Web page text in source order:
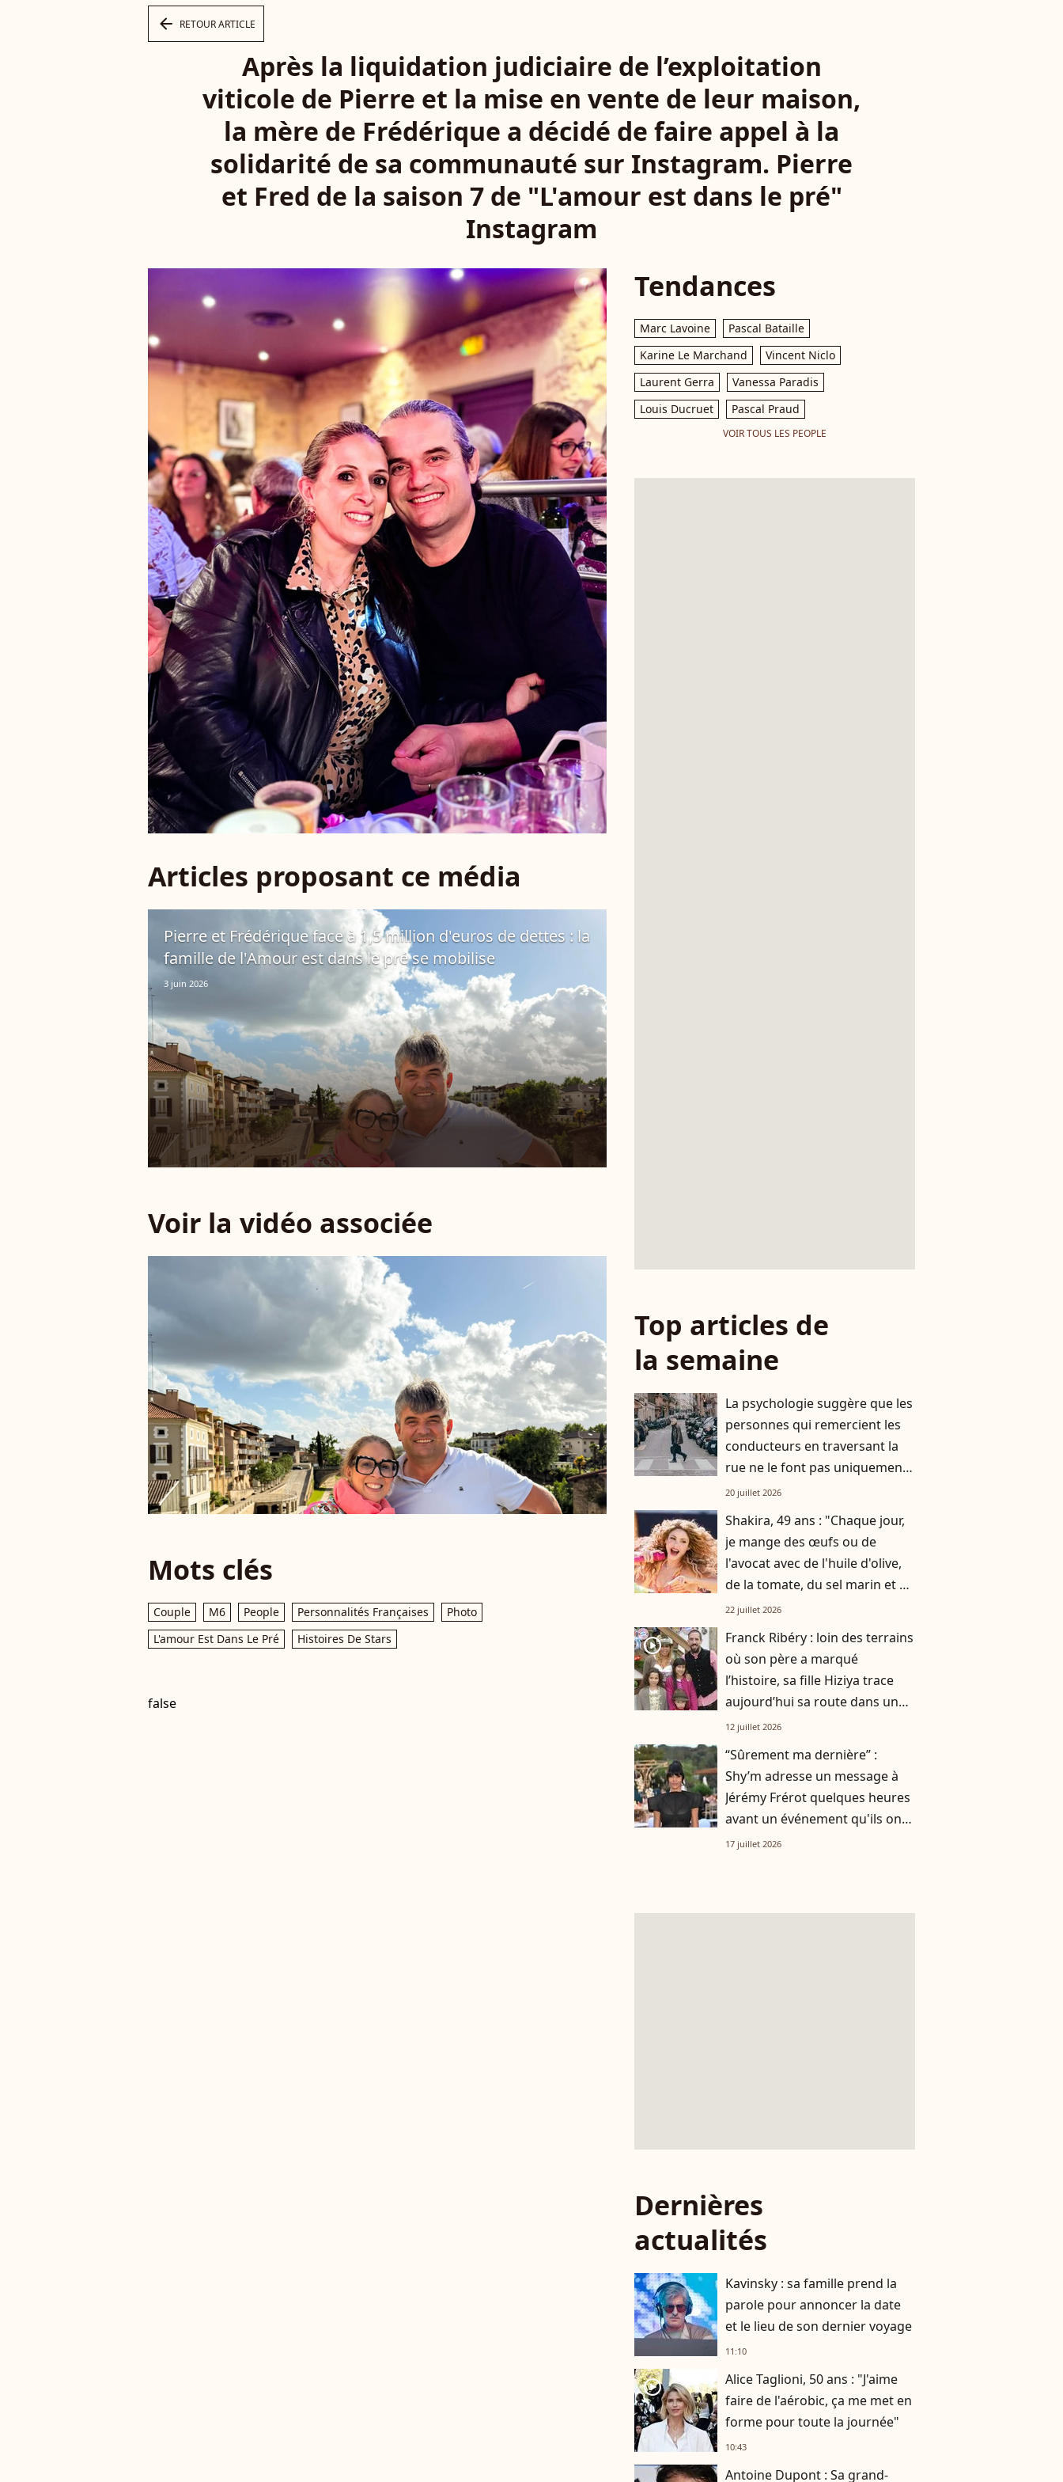
arrow_left RETOUR ARTICLE
Après la liquidation judiciaire de l’exploitation
viticole de Pierre et la mise en vente de leur maison,
la mère de Frédérique a décidé de faire appel à la
solidarité de sa communauté sur Instagram. Pierre
et Fred de la saison 7 de "L'amour est dans le pré"
Instagram
Articles proposant ce média
Pierre et Frédérique face à 1,5 million d'euros de dettes : la
famille de l'Amour est dans le pré se mobilise
3 juin 2026
Voir la vidéo associée
Mots clés
Couple M6 People Personnalités Françaises
Photo
L'amour Est Dans Le Pré
Histoires De Stars
false
Tendances
Marc Lavoine
Pascal Bataille
Karine Le Marchand
Vincent Niclo
Laurent Gerra
Vanessa Paradis
Louis Ducruet
Pascal Praud
VOIR TOUS LES PEOPLE
Top articles de
la semaine
La psychologie suggère que les
personnes qui remercient les
conducteurs en traversant la
rue ne le font pas uniquement
par gratitude
20 juillet 2026
Shakira, 49 ans : "Chaque jour,
je mange des œufs ou de
l'avocat avec de l'huile d'olive,
de la tomate, du sel marin et un
smoothie"
22 juillet 2026
player2
Franck Ribéry : loin des terrains
où son père a marqué
l’histoire, sa fille Hiziya trace
aujourd’hui sa route dans un
tout autre univers
12 juillet 2026
“Sûrement ma dernière” :
Shy’m adresse un message à
Jérémy Frérot quelques heures
avant un événement qu'ils ont
vécu ensemble
17 juillet 2026
Dernières
actualités
Kavinsky : sa famille prend la
parole pour annoncer la date
et le lieu de son dernier voyage
11:10
player2
Alice Taglioni, 50 ans : "J'aime
faire de l'aérobic, ça me met en
forme pour toute la journée"
10:43
Antoine Dupont : Sa grand-